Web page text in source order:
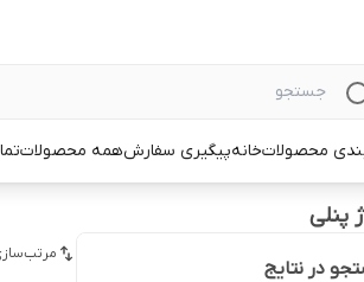
محصولاتخانهپیگیری سفارشهمه محصولات
پنلی
در نتایج